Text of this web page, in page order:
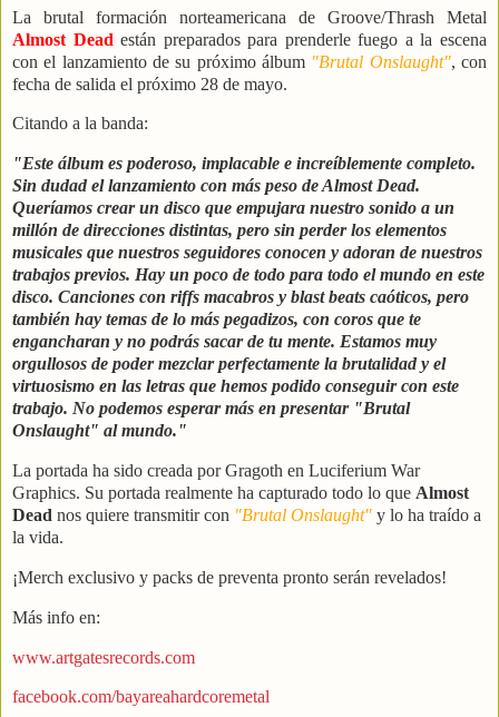
La brutal formación norteamericana de Groove/Thrash Metal
Almost Dead están preparados para prenderle fuego a la escena
con el lanzamiento de su próximo álbum "Brutal Onslaught", con
fecha de salida el próximo 28 de mayo.
Citando a la banda:
"Este álbum es poderoso, implacable e increíblemente completo.
Sin dudad el lanzamiento con más peso de Almost Dead.
Queríamos crear un disco que empujara nuestro sonido a un
millón de direcciones distintas, pero sin perder los elementos
musicales que nuestros seguidores conocen y adoran de nuestros
trabajos previos. Hay un poco de todo para todo el mundo en este
disco. Canciones con riffs macabros y blast beats caóticos, pero
también hay temas de lo más pegadizos, con coros que te
engancharan y no podrás sacar de tu mente. Estamos muy
orgullosos de poder mezclar perfectamente la brutalidad y el
virtuosismo en las letras que hemos podido conseguir con este
trabajo. No podemos esperar más en presentar "Brutal
Onslaught" al mundo."
La portada ha sido creada por Gragoth en Luciferium War
Graphics. Su portada realmente ha capturado todo lo que Almost
Dead nos quiere transmitir con "Brutal Onslaught" y lo ha traído a
la vida.
¡Merch exclusivo y packs de preventa pronto serán revelados!
Más info en:
www.artgatesrecords.com
facebook.com/bayareahardcoremetal